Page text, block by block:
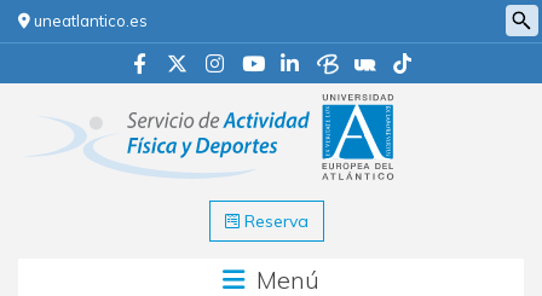
uneatlantico.es
Reserva
Menú